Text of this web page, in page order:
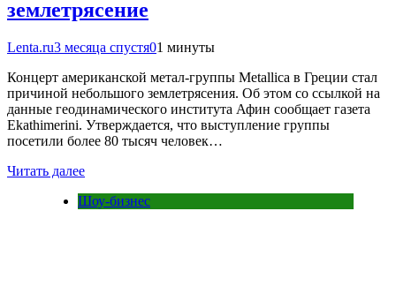
землетрясение
Lenta.ru3 месяца спустя01 минуты
Концерт американской метал-группы Metallica в Греции стал
причиной небольшого землетрясения. Об этом со ссылкой на
данные геодинамического института Афин сообщает газета
Ekathimerini. Утверждается, что выступление группы
посетили более 80 тысяч человек…
Читать далее
Шоу-бизнес